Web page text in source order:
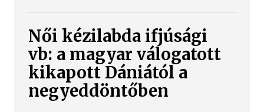
Női kézilabda ifjúsági
vb: a magyar válogatott
kikapott Dániától a
negyeddöntőben